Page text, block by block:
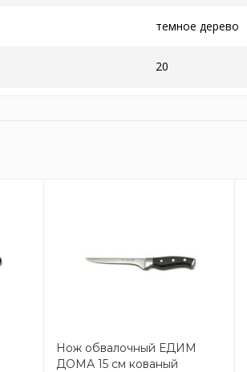
темное дерево
20
Нож обвалочный ЕДИМ
ДОМА 15 см кованый